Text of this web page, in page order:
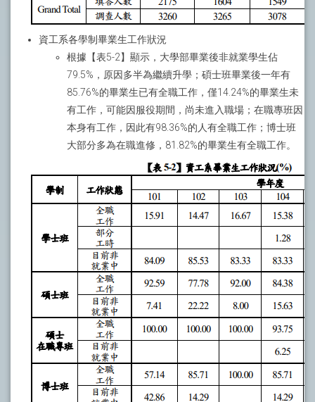
資工系各學制畢業生工作狀況
根據【表5-2】顯示，大學部畢業後非就業學生佔
79.5%，原因多半為繼續升學；碩士班畢業後一年有
85.76%的畢業生已有全職工作，僅14.24%的畢業生未
有工作，可能因服役期間，尚未進入職場；在職專班因
本身有工作，因此有98.36%的人有全職工作；博士班
大部分多為在職進修，81.82%的畢業生有全職工作。